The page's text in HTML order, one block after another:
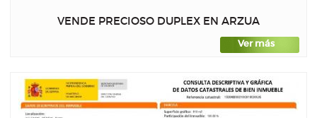
VENDE PRECIOSO DUPLEX EN ARZUA
Ver más